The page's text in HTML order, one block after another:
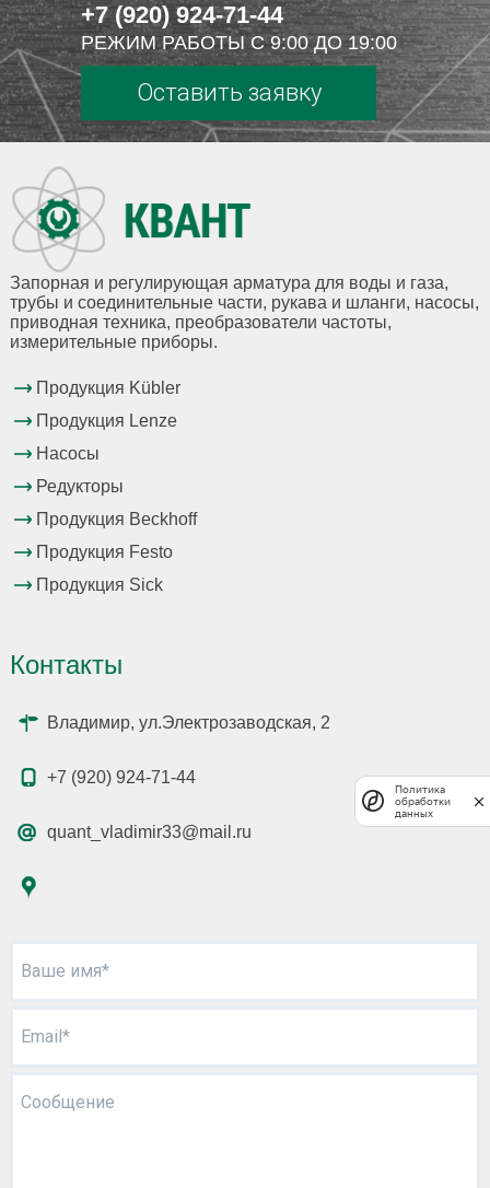
+7 (920) 924-71-44
РЕЖИМ РАБОТЫ С 9:00 ДО 19:00
Оставить заявку
Запорная и регулирующая арматура для воды и газа,
трубы и соединительные части, рукава и шланги, насосы,
приводная техника, преобразователи частоты,
измерительные приборы.
Продукция Kübler
Продукция Lenze
Насосы
Редукторы
Продукция Beckhoff
Продукция Festo
Продукция Sick
Контакты
Владимир, ул.Электрозаводская, 2
+7 (920) 924-71-44
quant_vladimir33@mail.ru
Ваше имя*
Email*
Сообщение
Политика
обработки
данных